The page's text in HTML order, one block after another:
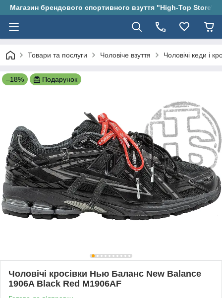
Магазин брендового спортивного взуття "High-Top Store"
Товари та послуги Чоловіче взуття Чоловічі кеди і
–18% Подарунок
Чоловічі кросівки Нью Баланс New Balance
1906A Black Red M1906AF